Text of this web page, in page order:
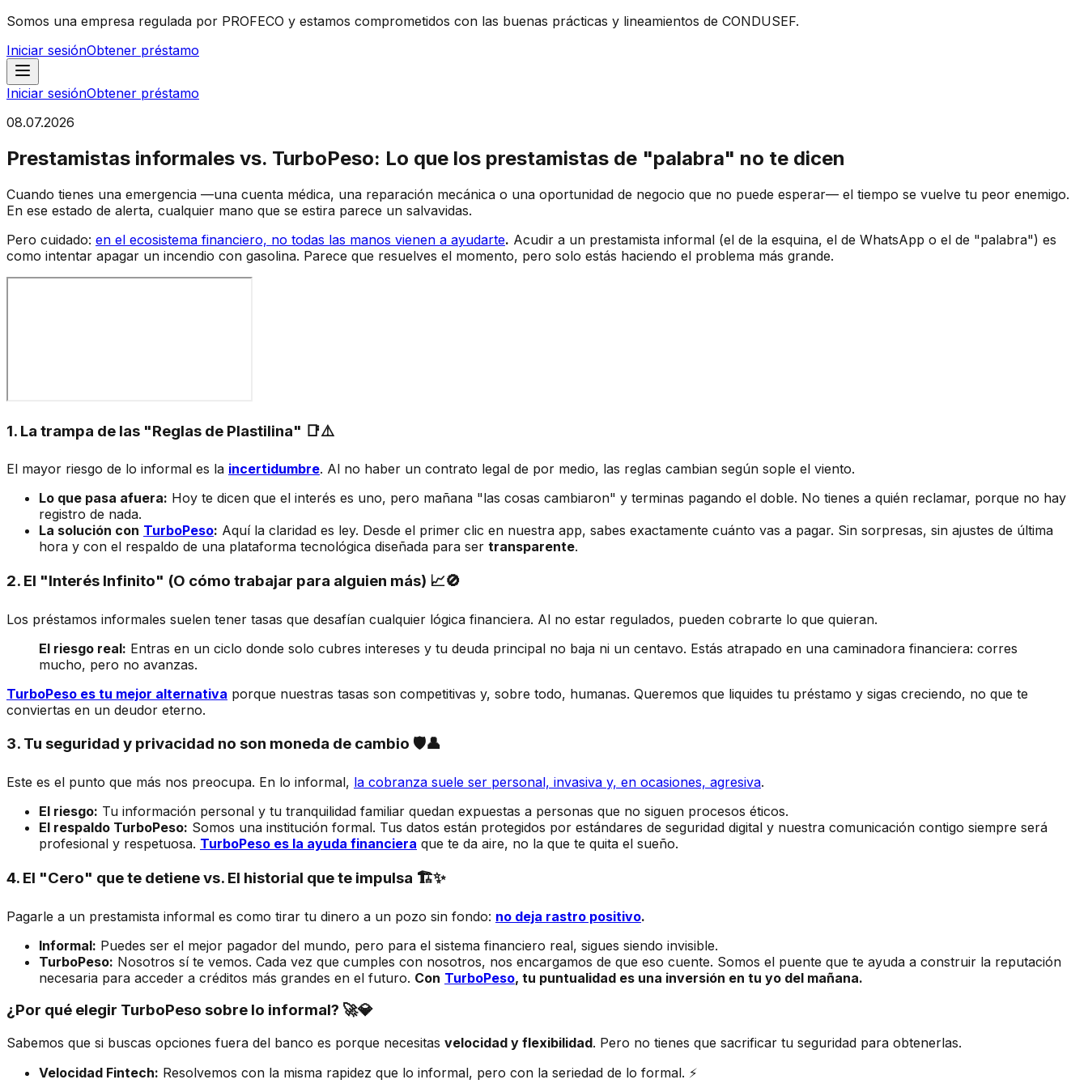
Somos una empresa regulada por PROFECO y estamos comprometidos con las buenas prácticas y lineamientos de CONDUSEF.
Iniciar sesiónObtener préstamo
Iniciar sesiónObtener préstamo
08.07.2026
Prestamistas informales vs. TurboPeso: Lo que los prestamistas de "palabra" no te dicen
Cuando tienes una emergencia —una cuenta médica, una reparación mecánica o una oportunidad de negocio que no puede esperar— el tiempo se vuelve tu peor enemigo.
En ese estado de alerta, cualquier mano que se estira parece un salvavidas.
Pero cuidado: en el ecosistema financiero, no todas las manos vienen a ayudarte. Acudir a un prestamista informal (el de la esquina, el de WhatsApp o el de "palabra") es
como intentar apagar un incendio con gasolina. Parece que resuelves el momento, pero solo estás haciendo el problema más grande.
1. La trampa de las "Reglas de Plastilina" 📑⚠️
El mayor riesgo de lo informal es la incertidumbre. Al no haber un contrato legal de por medio, las reglas cambian según sople el viento.
Lo que pasa afuera: Hoy te dicen que el interés es uno, pero mañana "las cosas cambiaron" y terminas pagando el doble. No tienes a quién reclamar, porque no hay
registro de nada.
La solución con TurboPeso: Aquí la claridad es ley. Desde el primer clic en nuestra app, sabes exactamente cuánto vas a pagar. Sin sorpresas, sin ajustes de última
hora y con el respaldo de una plataforma tecnológica diseñada para ser transparente.
2. El "Interés Infinito" (O cómo trabajar para alguien más) 📈🚫
Los préstamos informales suelen tener tasas que desafían cualquier lógica financiera. Al no estar regulados, pueden cobrarte lo que quieran.
El riesgo real: Entras en un ciclo donde solo cubres intereses y tu deuda principal no baja ni un centavo. Estás atrapado en una caminadora financiera: corres
mucho, pero no avanzas.
TurboPeso es tu mejor alternativa porque nuestras tasas son competitivas y, sobre todo, humanas. Queremos que liquides tu préstamo y sigas creciendo, no que te
conviertas en un deudor eterno.
3. Tu seguridad y privacidad no son moneda de cambio 🛡️👤
Este es el punto que más nos preocupa. En lo informal, la cobranza suele ser personal, invasiva y, en ocasiones, agresiva.
El riesgo: Tu información personal y tu tranquilidad familiar quedan expuestas a personas que no siguen procesos éticos.
El respaldo TurboPeso: Somos una institución formal. Tus datos están protegidos por estándares de seguridad digital y nuestra comunicación contigo siempre será
profesional y respetuosa. TurboPeso es la ayuda financiera que te da aire, no la que te quita el sueño.
4. El "Cero" que te detiene vs. El historial que te impulsa 🏗️✨
Pagarle a un prestamista informal es como tirar tu dinero a un pozo sin fondo: no deja rastro positivo.
Informal: Puedes ser el mejor pagador del mundo, pero para el sistema financiero real, sigues siendo invisible.
TurboPeso: Nosotros sí te vemos. Cada vez que cumples con nosotros, nos encargamos de que eso cuente. Somos el puente que te ayuda a construir la reputación
necesaria para acceder a créditos más grandes en el futuro. Con TurboPeso, tu puntualidad es una inversión en tu yo del mañana.
¿Por qué elegir TurboPeso sobre lo informal? 🚀💎
Sabemos que si buscas opciones fuera del banco es porque necesitas velocidad y flexibilidad. Pero no tienes que sacrificar tu seguridad para obtenerlas.
Velocidad Fintech: Resolvemos con la misma rapidez que lo informal, pero con la seriedad de lo formal. ⚡